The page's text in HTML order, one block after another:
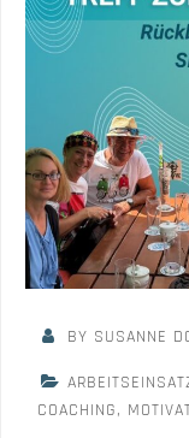
BY SUSANNE
COACHING,